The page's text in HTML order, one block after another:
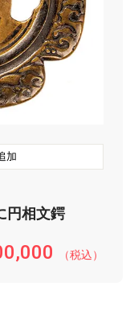
円相文鍔
（税込）